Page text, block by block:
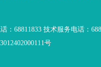
：68811833 技术服务电话：
号